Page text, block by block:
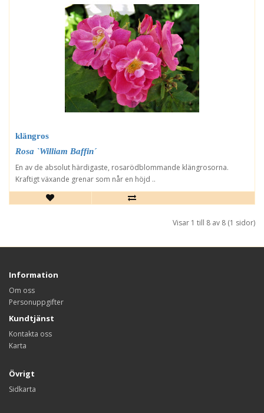
klängros
Rosa `William Baffin´
En av de absolut härdigaste, rosarödblommande klängrosorna.
Kraftigt växande grenar som når en höjd ..
Visar 1 till 8 av 8 (1 sidor)
Information
Om oss
Personuppgifter
Kundtjänst
Kontakta oss
Karta
Övrigt
Sidkarta